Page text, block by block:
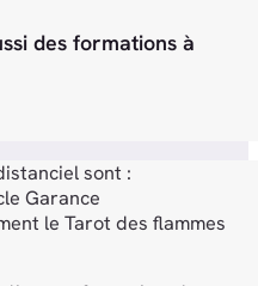
des formations à
sont :
Garance
le Tarot des flammes